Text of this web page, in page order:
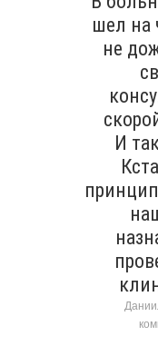
шел на
не
И